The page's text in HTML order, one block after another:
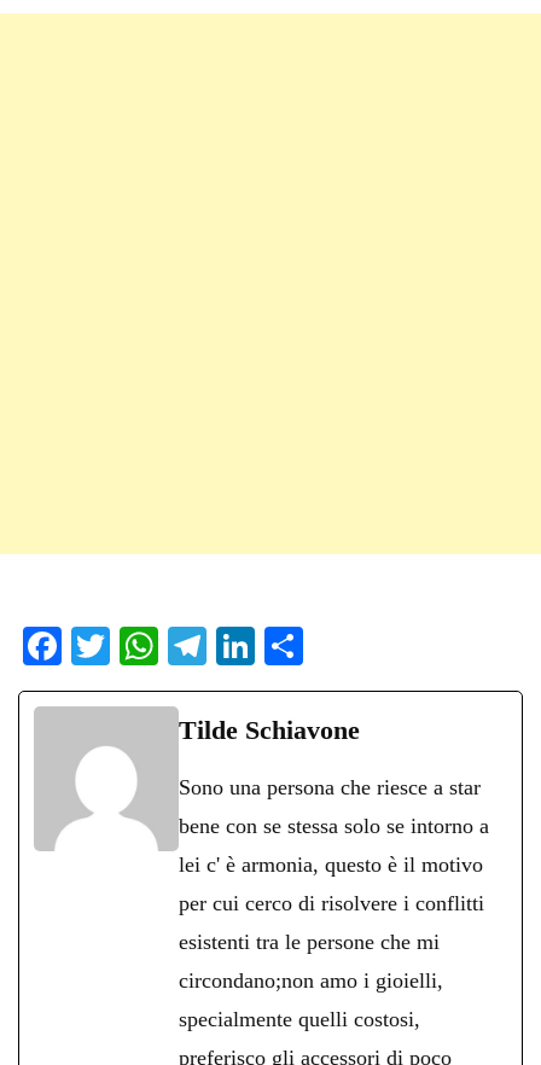
Fa
ce
ok
T
wi
r
W
ha
ts
pp
Te
le
gr
m
Li
nk
ed
on
di
di
Tilde Schiavone
Sono una persona che riesce a star
bene con se stessa solo se intorno a
lei c' è armonia, questo è il motivo
per cui cerco di risolvere i conflitti
esistenti tra le persone che mi
circondano;non amo i gioielli,
specialmente quelli costosi,
preferisco gli accessori di poco